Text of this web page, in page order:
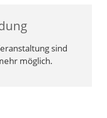
sind
möglich.